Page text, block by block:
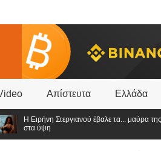
Απίστευτα Ελλάδα
Η Ειρήνη Στεργιανού έβαλε τα... μαύρα της
στα ύψη